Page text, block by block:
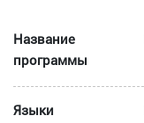
Название
программы
Языки